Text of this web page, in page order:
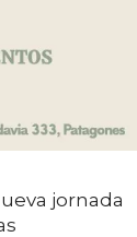
jornada